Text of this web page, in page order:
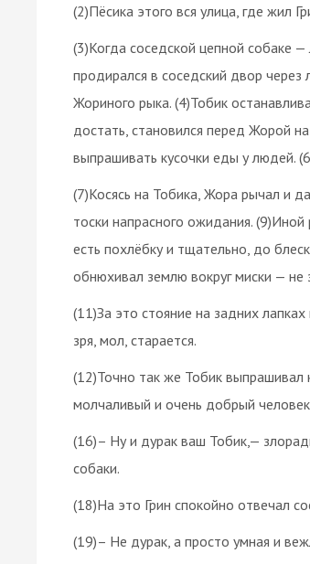
(2)Пёсика этого вся улица, где жил
(3)Когда соседской цепной собаке
продирался в соседский двор
Жориного рыка. (4)Тобик
достать, становился перед Жорой
выпрашивать кусочки еды у людей.
(7)Косясь на Тобика, Жора рычал и
тоски напрасного ожидания. (9)Иной
есть похлёбку и тщательно, до
обнюхивал землю вокруг миски — не
(11)За это стояние на задних
зря, мол, старается.
(12)Точно так же Тобик выпрашивал
молчаливый и очень добрый
(16)– Ну и дурак ваш Тобик,—
собаки.
(18)На это Грин спокойно отвечал
(19)– Не дурак, а просто умная и